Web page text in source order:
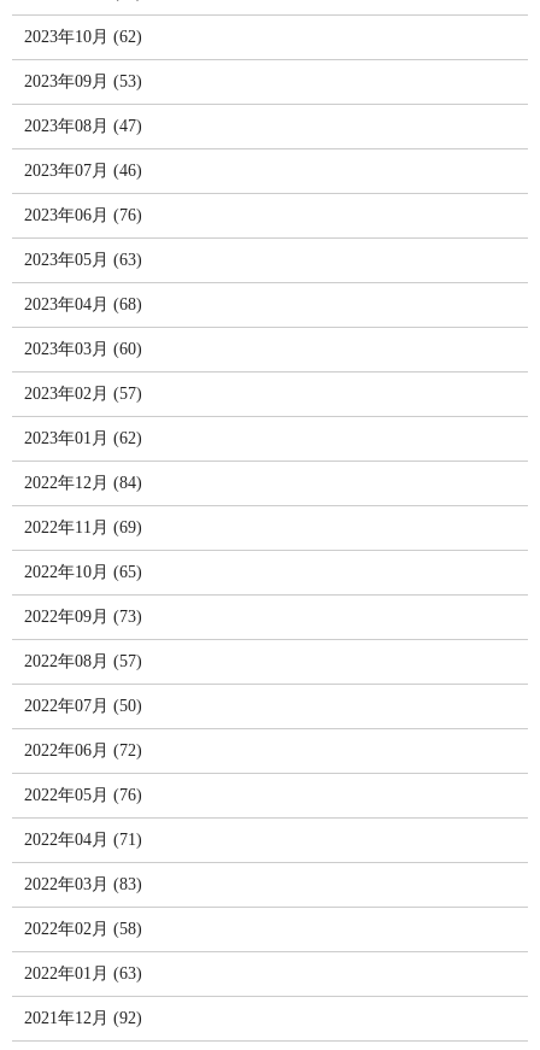
2023年10月 (62)
2023年09月 (53)
2023年08月 (47)
2023年07月 (46)
2023年06月 (76)
2023年05月 (63)
2023年04月 (68)
2023年03月 (60)
2023年02月 (57)
2023年01月 (62)
2022年12月 (84)
2022年11月 (69)
2022年10月 (65)
2022年09月 (73)
2022年08月 (57)
2022年07月 (50)
2022年06月 (72)
2022年05月 (76)
2022年04月 (71)
2022年03月 (83)
2022年02月 (58)
2022年01月 (63)
2021年12月 (92)